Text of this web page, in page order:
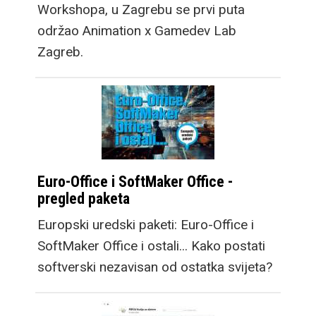
Workshopa, u Zagrebu se prvi puta
održao Animation x Gamedev Lab
Zagreb.
Euro-Office i SoftMaker Office -
pregled paketa
Europski uredski paketi: Euro-Office i
SoftMaker Office i ostali... Kako postati
softverski nezavisan od ostatka svijeta?